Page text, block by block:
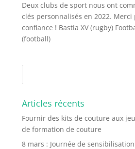
Deux clubs de sport nous ont
clés personnalisés en 2022.
confiance ! Bastia XV (rugby)
(football)
Articles récents
Fournir des kits de couture aux
de formation de couture
8 mars : Journée de